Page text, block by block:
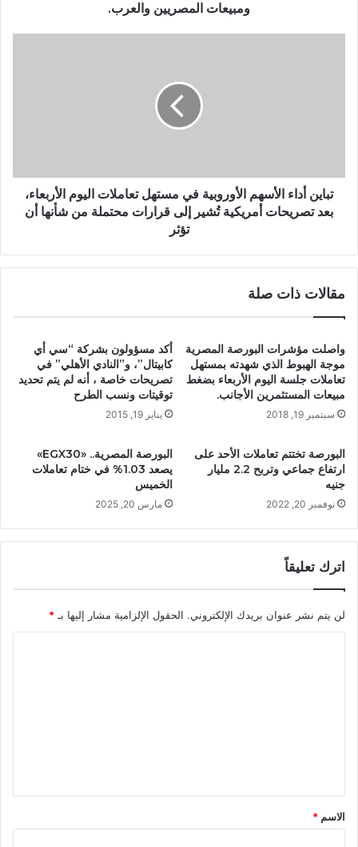
ومبيعات المصريين والعرب.
تباين أداء الأسهم الأوروبية في مستهل تعاملات اليوم الأربعاء،
بعد تصريحات أمريكية تُشير إلى قرارات محتملة من شأنها أن
تؤثر
مقالات ذات صلة
واصلت مؤشرات البورصة المصرية
موجة الهبوط الذي شهدته بمستهل
تعاملات جلسة اليوم الأربعاء بضغط
مبيعات المستثمرين الأجانب.
سبتمبر 19, 2018
أكد مسؤولون بشركة “سي أي
كابيتال”، و”النادي الأهلي” في
تصريحات خاصة ، أنه لم يتم تحديد
توقيتات ونسب الطرح
يناير 19, 2015
البورصة تختتم تعاملات الأحد على
ارتفاع جماعي وتربح 2.2 مليار
جنيه
نوفمبر 20, 2022
البورصة المصرية.. «EGX30»
يصعد 1.03% في ختام تعاملات
الخميس
مارس 20, 2025
اترك تعليقاً
لن يتم نشر عنوان بريدك الإلكتروني. الحقول الإلزامية مشار إليها بـ *
*
الاسم *